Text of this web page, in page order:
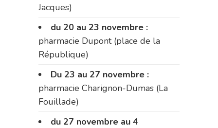
Jacques)
du 20 au 23 novembre :
pharmacie Dupont (place de la
République)
Du 23 au 27 novembre :
pharmacie Charignon-Dumas (La
Fouillade)
du 27 novembre au 4